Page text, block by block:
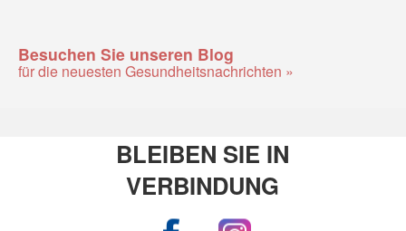
Besuchen Sie unseren Blog
für die neuesten Gesundheitsnachrichten »
BLEIBEN SIE IN
VERBINDUNG